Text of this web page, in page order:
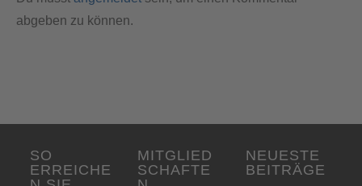
abgeben zu können.
SO
ERREICHE
MITGLIED
SCHAFTE
NEUESTE
BEITRÄGE